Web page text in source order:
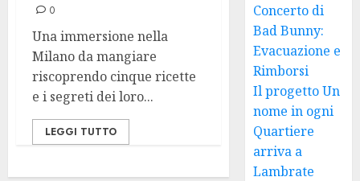
0
Una immersione nella
Milano da mangiare
riscoprendo cinque ricette
e i segreti dei loro...
LEGGI TUTTO
Concerto di
Bad Bunny:
Evacuazione e
Rimborsi
Il progetto Un
nome in ogni
Quartiere
arriva a
Lambrate